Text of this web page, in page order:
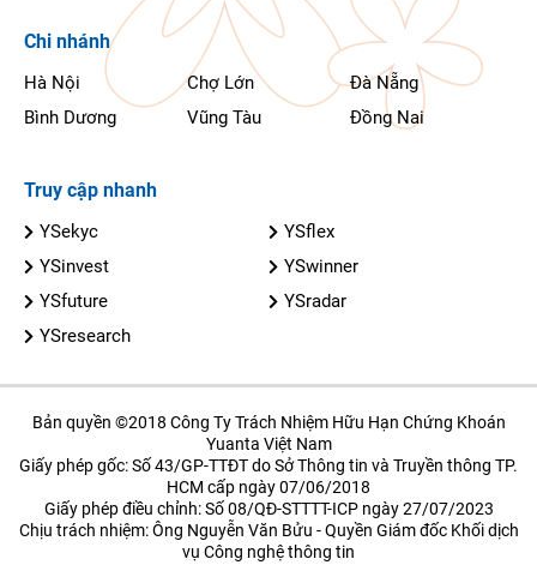
Chi nhánh
Hà Nội Chợ Lớn
Đà Nẵng
Bình Dương
Vũng Tàu Đồng Nai
Truy cập nhanh
YSekyc
YSflex
YSinvest
YSwinner
YSfuture
YSradar
YSresearch
Bản quyền ©2018 Công Ty Trách Nhiệm Hữu Hạn Chứng Khoán
Yuanta Việt Nam
Giấy phép gốc: Số 43/GP-TTĐT do Sở Thông tin và Truyền thông TP.
HCM cấp ngày 07/06/2018
Giấy phép điều chỉnh: Số 08/QĐ-STTTT-ICP ngày 27/07/2023
Chịu trách nhiệm: Ông Nguyễn Văn Bửu - Quyền Giám đốc Khối dịch
vụ Công nghệ thông tin